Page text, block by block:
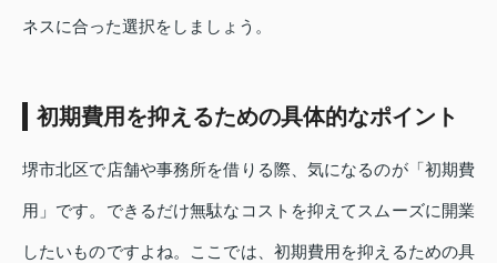
ネスに合った選択をしましょう。
初期費用を抑えるための具体的なポイント
堺市北区で店舗や事務所を借りる際、気になるのが「初期費
用」です。できるだけ無駄なコストを抑えてスムーズに開業
したいものですよね。ここでは、初期費用を抑えるための具